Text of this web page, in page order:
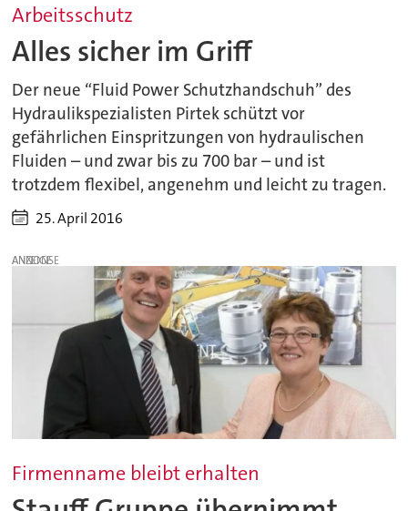
Arbeitsschutz
Alles sicher im Griff
Der neue “Fluid Power Schutzhandschuh” des
Hydraulikspezialisten Pirtek schützt vor
gefährlichen Einspritzungen von hydraulischen
Fluiden – und zwar bis zu 700 bar – und ist
trotzdem flexibel, angenehm und leicht zu tragen.
25. April 2016
ANZEIGE
Firmenname bleibt erhalten